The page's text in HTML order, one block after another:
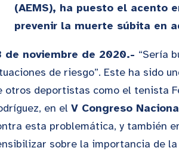
(AEMS), ha puesto el acento
prevenir la muerte súbita en
de noviembre de 2020.- “Sería
de riesgo”. Este ha sido
otros deportistas como el tenista
en el V Congreso
esta problemática, y también
sobre la importancia de